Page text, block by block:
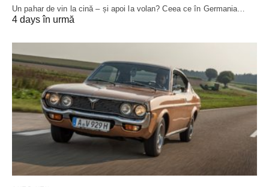
Un pahar de vin la cină – și apoi la volan? Ceea ce în Germania…
4 days în urmă